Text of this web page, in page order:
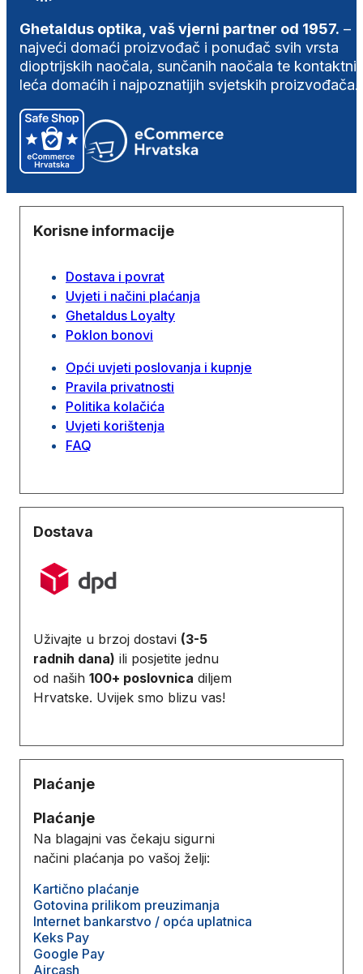
Ghetaldus optika, vaš vjerni partner od 1957. –
najveći domaći proizvođač i ponuđač svih vrsta
dioptrijskih naočala, sunčanih naočala te
leća domaćih i najpoznatijih svjetskih proizvođača.
Korisne informacije
Dostava i povrat
Uvjeti i načini plaćanja
Ghetaldus Loyalty
Poklon bonovi
Opći uvjeti poslovanja i kupnje
Pravila privatnosti
Politika kolačića
Uvjeti korištenja
FAQ
Dostava
Uživajte u brzoj dostavi (3-5
radnih dana) ili posjetite jednu
od naših 100+ poslovnica diljem
Hrvatske. Uvijek smo blizu vas!
Plaćanje
Plaćanje
Na blagajni vas čekaju sigurni
načini plaćanja po vašoj želji:
Kartično plaćanje
Gotovina prilikom preuzimanja
Internet bankarstvo / opća uplatnica
Keks Pay
Google Pay
Aircash